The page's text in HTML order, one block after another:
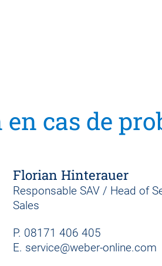
cas de
Florian Hinterauer
Responsable SAV / Head of
Sales
P. 08171 406 405
E. service@weber-online.com